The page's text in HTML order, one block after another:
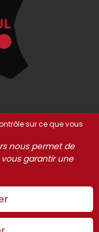
Partenaires
sur ce que vous
nous permet de
garantir une